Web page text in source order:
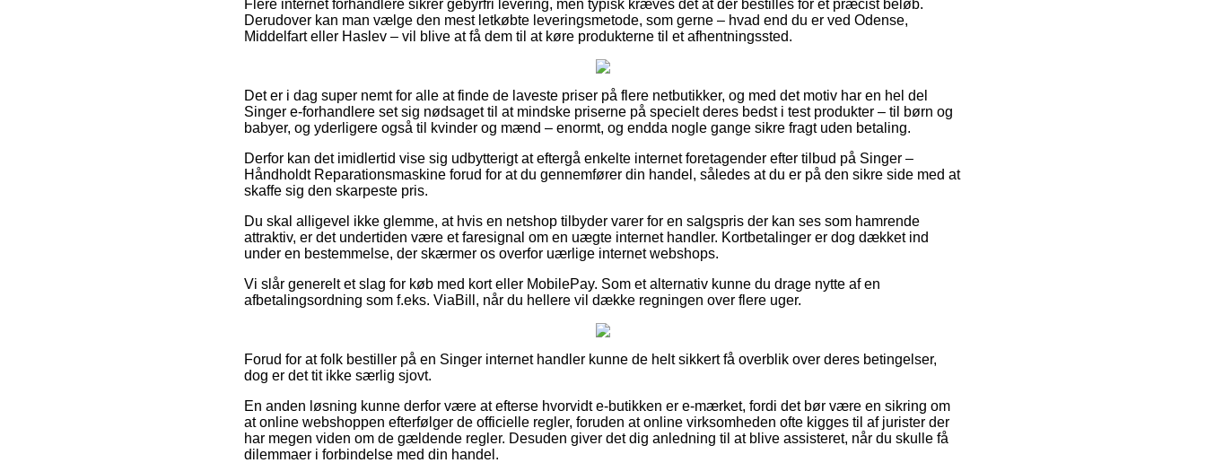
Flere internet forhandlere sikrer gebyrfri levering, men typisk kræves det at der bestilles for et præcist beløb.
Derudover kan man vælge den mest letkøbte leveringsmetode, som gerne – hvad end du er ved Odense,
Middelfart eller Haslev – vil blive at få dem til at køre produkterne til et afhentningssted.
Det er i dag super nemt for alle at finde de laveste priser på flere netbutikker, og med det motiv har en hel del
Singer e-forhandlere set sig nødsaget til at mindske priserne på specielt deres bedst i test produkter – til børn og
babyer, og yderligere også til kvinder og mænd – enormt, og endda nogle gange sikre fragt uden betaling.
Derfor kan det imidlertid vise sig udbytterigt at eftergå enkelte internet foretagender efter tilbud på Singer –
Håndholdt Reparationsmaskine forud for at du gennemfører din handel, således at du er på den sikre side med at
skaffe sig den skarpeste pris.
Du skal alligevel ikke glemme, at hvis en netshop tilbyder varer for en salgspris der kan ses som hamrende
attraktiv, er det undertiden være et faresignal om en uægte internet handler. Kortbetalinger er dog dækket ind
under en bestemmelse, der skærmer os overfor uærlige internet webshops.
Vi slår generelt et slag for køb med kort eller MobilePay. Som et alternativ kunne du drage nytte af en
afbetalingsordning som f.eks. ViaBill, når du hellere vil dække regningen over flere uger.
Forud for at folk bestiller på en Singer internet handler kunne de helt sikkert få overblik over deres betingelser,
dog er det tit ikke særlig sjovt.
En anden løsning kunne derfor være at efterse hvorvidt e-butikken er e-mærket, fordi det bør være en sikring om
at online webshoppen efterfølger de officielle regler, foruden at online virksomheden ofte kigges til af jurister der
har megen viden om de gældende regler. Desuden giver det dig anledning til at blive assisteret, når du skulle få
dilemmaer i forbindelse med din handel.